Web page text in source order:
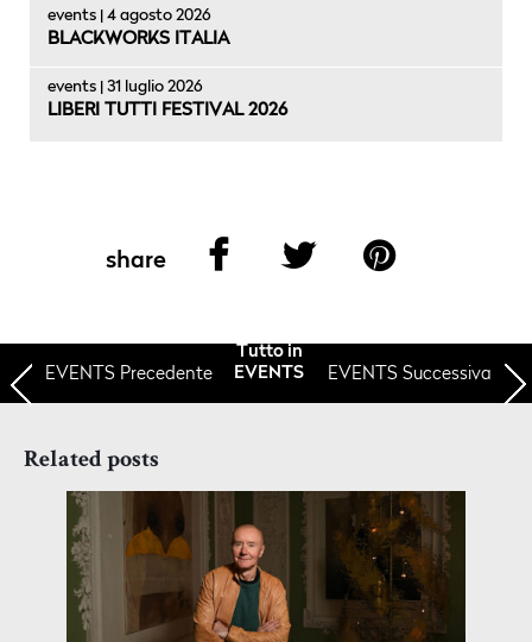
events | 4 agosto 2026
BLACKWORKS ITALIA
events | 31 luglio 2026
LIBERI TUTTI FESTIVAL 2026
share
EVENTS Precedente
Tutto in
EVENTS
EVENTS Successiva
Related posts